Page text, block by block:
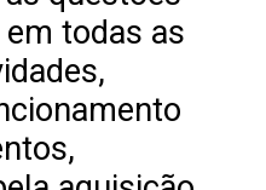
todas as